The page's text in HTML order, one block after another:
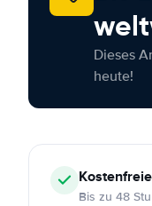
Dieses
heute!
Kostenfreie
Bis zu 48